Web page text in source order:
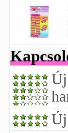
Új
Új